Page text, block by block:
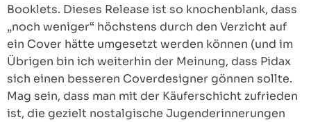
Booklets. Dieses Release ist so knochenblank, dass
„noch weniger“ höchstens durch den Verzicht auf
ein Cover hätte umgesetzt werden können (und im
Übrigen bin ich weiterhin der Meinung, dass Pidax
sich einen besseren Coverdesigner gönnen sollte.
Mag sein, dass man mit der Käuferschicht zufrieden
ist, die gezielt nostalgische Jugenderinnerungen